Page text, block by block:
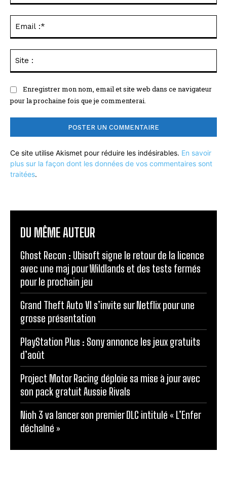
Enregistrer mon nom, email et site web dans ce navigateur
pour la prochaine fois que je commenterai.
Ce site utilise Akismet pour réduire les indésirables. En savoir
plus sur la façon dont les données de vos commentaires sont
traitées.
DU MÊME AUTEUR
Ghost Recon : Ubisoft signe le retour de la licence
avec une maj pour Wildlands et des tests fermés
pour le prochain jeu
Grand Theft Auto VI s’invite sur Netflix pour une
grosse présentation
PlayStation Plus : Sony annonce les jeux gratuits
d’août
Project Motor Racing déploie sa mise à jour avec
son pack gratuit Aussie Rivals
Nioh 3 va lancer son premier DLC intitulé « L’Enfer
déchaîné »